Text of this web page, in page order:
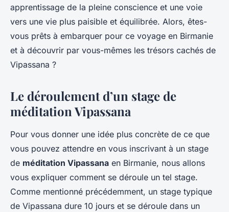
apprentissage de la pleine conscience et une voie
vers une vie plus paisible et équilibrée. Alors, êtes-
vous prêts à embarquer pour ce voyage en Birmanie
et à découvrir par vous-mêmes les trésors cachés de
Vipassana ?
Le déroulement d’un stage de
méditation Vipassana
Pour vous donner une idée plus concrète de ce que
vous pouvez attendre en vous inscrivant à un stage
de méditation Vipassana en Birmanie, nous allons
vous expliquer comment se déroule un tel stage.
Comme mentionné précédemment, un stage typique
de Vipassana dure 10 jours et se déroule dans un